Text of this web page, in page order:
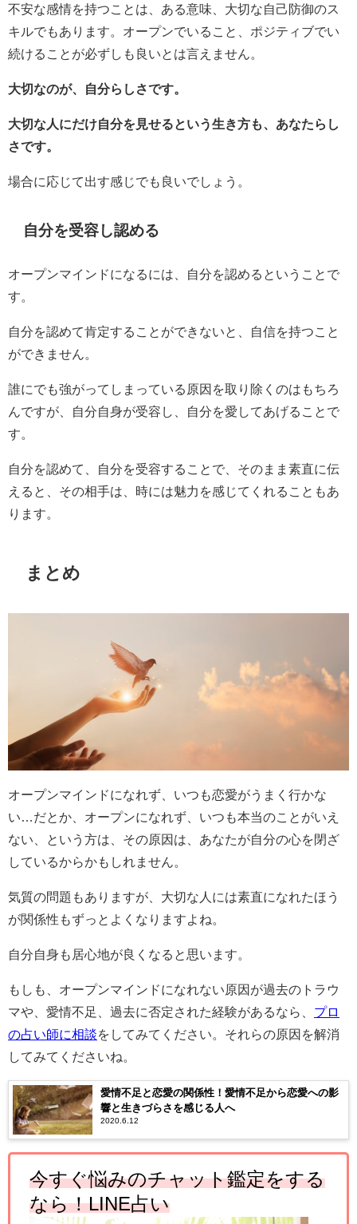
不安な感情を持つことは、ある意味、大切な自己防御のス
キルでもあります。オープンでいること、ポジティブでい
続けることが必ずしも良いとは言えません。
大切なのが、自分らしさです。
大切な人にだけ自分を見せるという生き方も、あなたらし
さです。
場合に応じて出す感じでも良いでしょう。
自分を受容し認める
オープンマインドになるには、自分を認めるということで
す。
自分を認めて肯定することができないと、自信を持つこと
ができません。
誰にでも強がってしまっている原因を取り除くのはもちろ
んですが、自分自身が受容し、自分を愛してあげることで
す。
自分を認めて、自分を受容することで、そのまま素直に伝
えると、その相手は、時には魅力を感じてくれることもあ
ります。
まとめ
オープンマインドになれず、いつも恋愛がうまく行かな
い…だとか、オープンになれず、いつも本当のことがいえ
ない、という方は、その原因は、あなたが自分の心を閉ざ
しているからかもしれません。
気質の問題もありますが、大切な人には素直になれたほう
が関係性もずっとよくなりますよね。
自分自身も居心地が良くなると思います。
もしも、オープンマインドになれない原因が過去のトラウ
マや、愛情不足、過去に否定された経験があるなら、 プロ
の占い師に相談をしてみてください。それらの原因を解消
してみてくださいね。
愛情不足と恋愛の関係性！愛情不足から恋愛への影
響と生きづらさを感じる人へ
2020.6.12
今すぐ悩みのチャット鑑定をする
なら！LINE占い